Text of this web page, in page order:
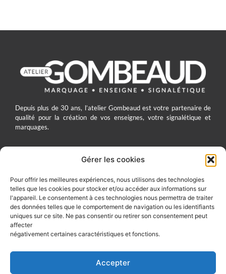
Gérer les cookies
Pour offrir les meilleures expériences, nous utilisons des technologies
telles que les cookies pour stocker et/ou accéder aux informations sur
l'appareil. Le consentement à ces technologies nous permettra de traiter
des données telles que le comportement de navigation ou les identifiants
uniques sur ce site. Ne pas consentir ou retirer son consentement peut
affecter
négativement certaines caractéristiques et fonctions.
Accepter
Depuis plus de 30 ans, l’atelier Gombeaud est votre partenaire de
qualité pour la création de vos enseignes, votre signalétique et
marquages.
7 Rue du Four Saint-Jacques 60200 Compiègne
03 44 83 10 41
contact@gombeaud.com
SUIVEZ-NOUS SUR :